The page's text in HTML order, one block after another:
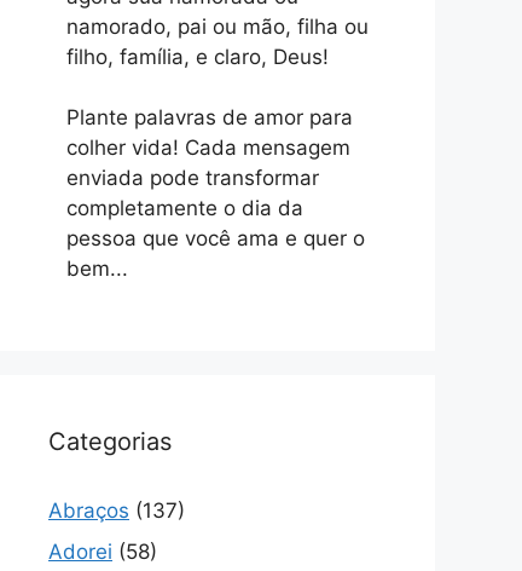
namorado, pai ou mão, filha ou
filho, família, e claro, Deus!
Plante palavras de amor para
colher vida! Cada mensagem
enviada pode transformar
completamente o dia da
pessoa que você ama e quer o
bem...
Categorias
Abraços (137)
Adorei (58)